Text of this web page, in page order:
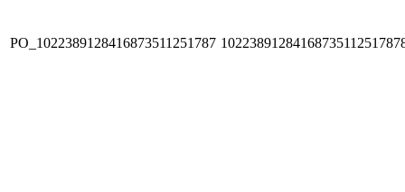
PO_1022389128416873511251787